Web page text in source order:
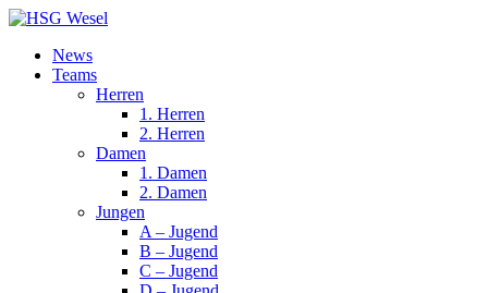
News
Teams
Herren
1. Herren
2. Herren
Damen
1. Damen
2. Damen
Jungen
A – Jugend
B – Jugend
C – Jugend